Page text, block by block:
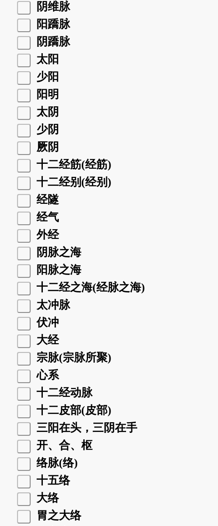
阴维脉
阳蹻脉
阴蹻脉
太阳
少阳
阳明
太阴
少阴
厥阴
十二经筋(经筋)
十二经别(经别)
经隧
经气
外经
阴脉之海
阳脉之海
十二经之海(经脉之海)
太冲脉
伏冲
大经
宗脉(宗脉所聚)
心系
十二经动脉
十二皮部(皮部)
三阳在头，三阴在手
开、合、枢
络脉(络)
十五络
大络
胃之大络